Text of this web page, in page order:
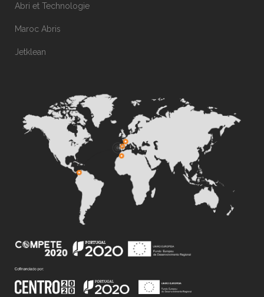
Abri et Technologie
Maroc Abris
Jetklean